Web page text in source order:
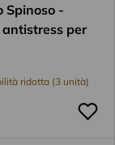
Spinoso -
antistress per
ridotta (3 unità)